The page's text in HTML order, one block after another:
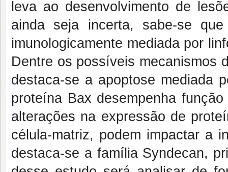
leva ao desenvolvimento de
ainda seja incerta, sabe-se
imunologicamente mediada por
Dentre os possíveis mecanismos
destaca-se a apoptose mediada
proteína Bax desempenha
alterações na expressão de
célula-matriz, podem impactar a
destaca-se a família Syndecan,